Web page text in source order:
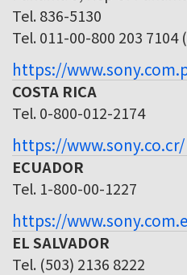
Tel. 836-5130
Tel. 011-00-800 203 7104
https://
COSTA RICA
Tel. 0-800-012-2174
https://www.sony.co.cr/
ECUADOR
Tel. 1-800-00-1227
https://
EL SALVADOR
Tel. (503) 2136 8222